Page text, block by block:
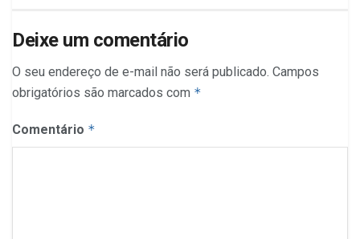
Deixe um comentário
O seu endereço de e-mail não será publicado. Campos
obrigatórios são marcados com *
Comentário *